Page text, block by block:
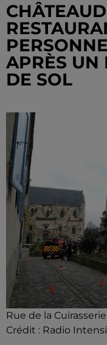
APRÈS UN
DE SOL
Rue de la
Crédit : Radio